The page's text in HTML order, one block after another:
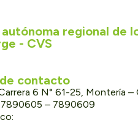
regional de
- CVS
contacto
6 N° 61-25, Montería –
– 7890609